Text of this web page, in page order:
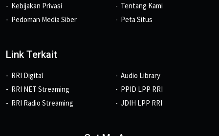
Kebijakan Privasi
Pedoman Media Siber
Tentang Kami
Peta Situs
Link Terkait
RRI Digital
RRI NET Streaming
RRI Radio Streaming
Audio Library
PPID LPP RRI
JDIH LPP RRI